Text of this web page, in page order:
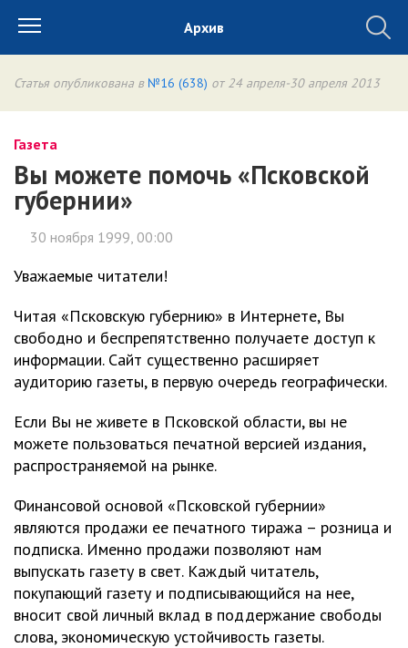
Архив
Статья опубликована в №16 (638) от 24 апреля-30 апреля 2013
Газета
Вы можете помочь «Псковской
губернии»
30 ноября 1999, 00:00
Уважаемые читатели!
Читая «Псковскую губернию» в Интернете, Вы
свободно и беспрепятственно получаете доступ к
информации. Сайт существенно расширяет
аудиторию газеты, в первую очередь географически.
Если Вы не живете в Псковской области, вы не
можете пользоваться печатной версией издания,
распространяемой на рынке.
Финансовой основой «Псковской губернии»
являются продажи ее печатного тиража – розница и
подписка. Именно продажи позволяют нам
выпускать газету в свет. Каждый читатель,
покупающий газету и подписывающийся на нее,
вносит свой личный вклад в поддержание свободы
слова, экономическую устойчивость газеты.